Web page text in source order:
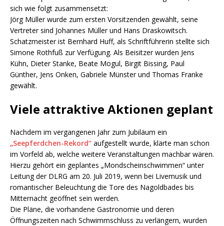
sich wie folgt zusammensetzt:
Jörg Müller wurde zum ersten Vorsitzenden gewählt, seine
Vertreter sind Johannes Müller und Hans Draskowitsch.
Schatzmeister ist Bernhard Huff, als Schriftführerin stellte sich
Simone Rothfuß zur Verfügung. Als Beisitzer wurden Jens
Kühn, Dieter Stanke, Beate Mogul, Birgit Bissing, Paul
Günther, Jens Onken, Gabriele Münster und Thomas Franke
gewählt.
Viele attraktive Aktionen geplant
Nachdem im vergangenen Jahr zum Jubiläum ein
„Seepferdchen-Rekord“ aufgestellt wurde, klärte man schon
im Vorfeld ab, welche weitere Veranstaltungen machbar wären.
Hierzu gehört ein geplantes „Mondscheinschwimmen“ unter
Leitung der DLRG am 20. Juli 2019, wenn bei Livemusik und
romantischer Beleuchtung die Tore des Nagoldbades bis
Mitternacht geöffnet sein werden.
Die Pläne, die vorhandene Gastronomie und deren
Öffnungszeiten nach Schwimmschluss zu verlängern, wurden